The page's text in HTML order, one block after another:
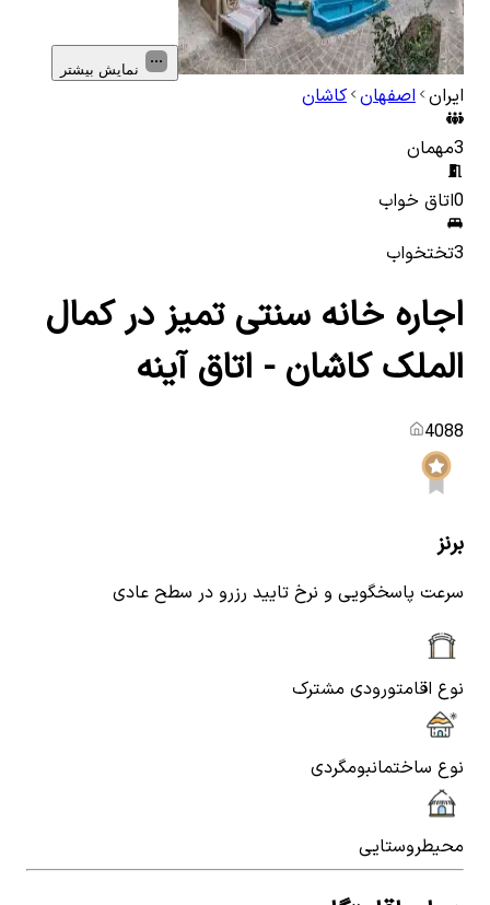
نمایش بیشتر
ایران اصفهان کاشان
3مهمان
0اتاق خواب
3تختخواب
اجاره خانه سنتی تمیز در کمال
الملک کاشان - اتاق آینه
4088
برنز
سرعت پاسخگویی و نرخ تایید رزرو در سطح عادی
نوع اقامتورودی مشترک
نوع ساختمانبومگردی
محیطروستایی